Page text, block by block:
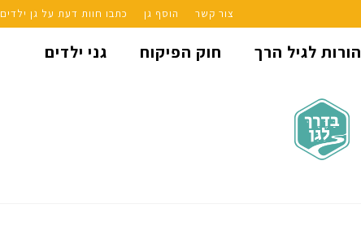
כתבו חוות דעת על גן ילדים הוסף גן צור קשר
גני ילדים חוק הפיקוח הורות לגיל הרך